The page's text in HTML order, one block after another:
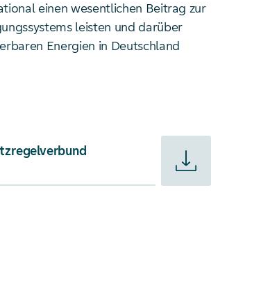
einen wesentlichen Beitrag zur
leisten und darüber
Energien in Deutschland
Netzregelverbund